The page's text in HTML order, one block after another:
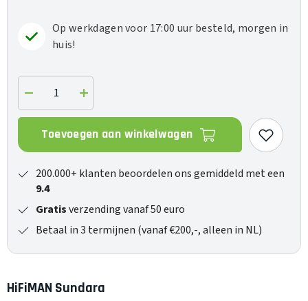
Op werkdagen voor 17:00 uur besteld, morgen in
huis!
Verlaag
de
hoeveelheid
voor
Sundara
Verhoog
de
hoeveelheid
Sundara
Toevoegen aan winkelwagen
200.000+ klanten beoordelen ons gemiddeld met een
9.4
Gratisverzending vanaf 50 euro
Betaal in 3 termijnen (vanaf €200,-, alleen in NL)
HiFiMAN Sundara